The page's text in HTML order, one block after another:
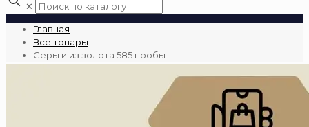
✕
Главная
Все товары
Серьги из золота 585 пробы